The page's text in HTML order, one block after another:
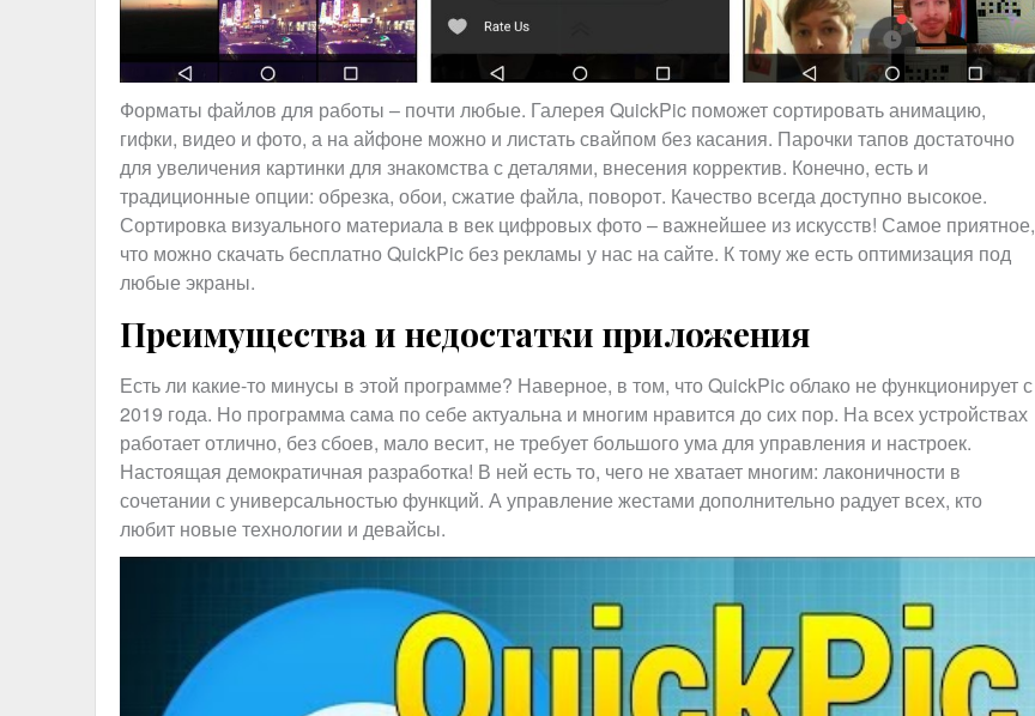
Форматы файлов для работы – почти любые. Галерея QuickPic поможет сортировать анимацию,
гифки, видео и фото, а на айфоне можно и листать свайпом без касания. Парочки тапов достаточно
для увеличения картинки для знакомства с деталями, внесения корректив. Конечно, есть и
традиционные опции: обрезка, обои, сжатие файла, поворот. Качество всегда доступно высокое.
Сортировка визуального материала в век цифровых фото – важнейшее из искусств! Самое приятное,
что можно скачать бесплатно QuickPic без рекламы у нас на сайте. К тому же есть оптимизация под
любые экраны.
Преимущества и недостатки приложения
Есть ли какие-то минусы в этой программе? Наверное, в том, что QuickPic облако не функционирует с
2019 года. Но программа сама по себе актуальна и многим нравится до сих пор. На всех устройствах
работает отлично, без сбоев, мало весит, не требует большого ума для управления и настроек.
Настоящая демократичная разработка! В ней есть то, чего не хватает многим: лаконичности в
сочетании с универсальностью функций. А управление жестами дополнительно радует всех, кто
любит новые технологии и девайсы.